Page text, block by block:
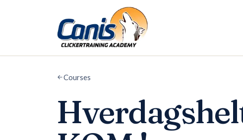
Courses